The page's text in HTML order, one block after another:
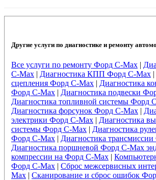
Другие услуги по диагностике и ремонту
Все услуги по ремонту Форд C-Max|
C-Max| Диагностика КПП Форд C-Max|
сцепления Форд C-Max| Диагностика
Форд C-Max| Диагностика подвески
Диагностика топливной системы Форд
Диагностика форсунок Форд C-Max|
электрики Форд C-Max| Диагностика
системы Форд C-Max| Диагностика
Форд C-Max| Диагностика
Диагностика поршневой Форд C-Max
компрессии на Форд C-Max|
Форд C-Max| Сброс межсервисных
Max| Сканирование и сброс ошибок